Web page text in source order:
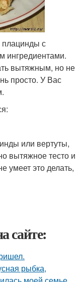
плацинды с
ингредиентами.
вытяжным, но не
просто. У Вас
или вертуты,
вытяжное тесто и
умеет это делать,
сайте:
рыбка,